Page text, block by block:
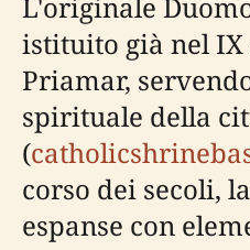
istituito già nel IX
Priamar,
spirituale della
(
corso dei secoli,
espanse con